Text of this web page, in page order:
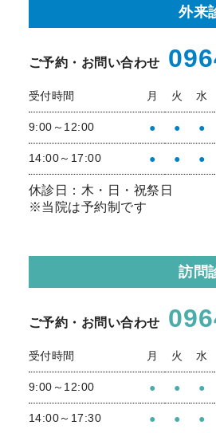
外来
ご予約・お問い合わせ
受付時間 月 火 水
9:00～12:00 ● ● ●
14:00～17:00 ● ● ●
休診日：木・日・祝祭日
※当院は予約制です
訪問
ご予約・お問い合わせ
受付時間 月 火 水
9:00～12:00 ● ● ●
14:00～17:30 ● ● ●